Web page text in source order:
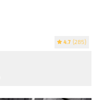
4.7 (285)